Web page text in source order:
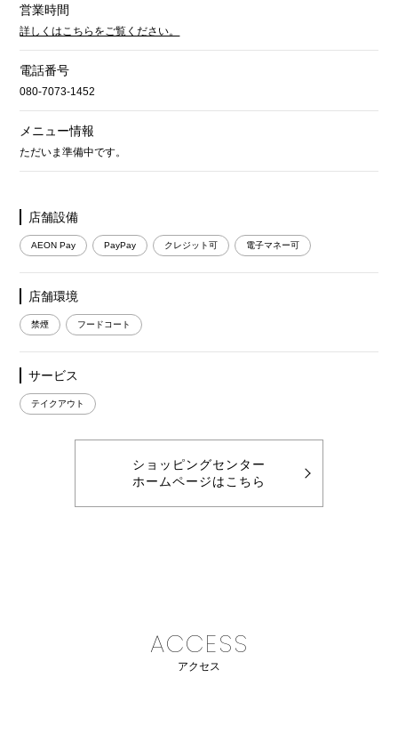
営業時間
詳しくはこちらをご覧ください。
電話番号
080-7073-1452
メニュー情報
ただいま準備中です。
店舗設備
AEON Pay PayPay クレジット可 電子マネー可
店舗環境
禁煙 フードコート
サービス
テイクアウト
ショッピングセンター
ホームページはこちら
ACCESS
アクセス